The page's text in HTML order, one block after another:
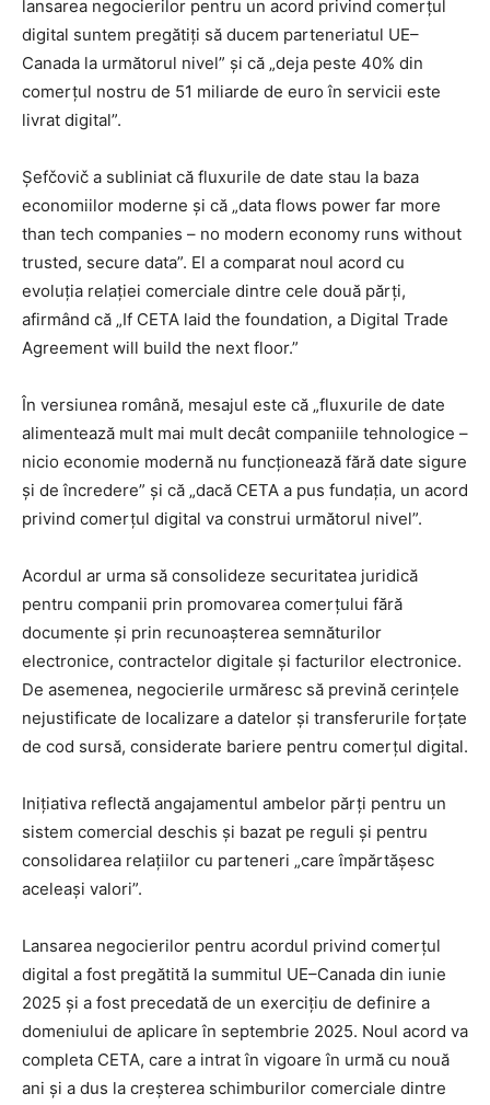
lansarea negocierilor pentru un acord privind comerțul
digital suntem pregătiți să ducem parteneriatul UE–
Canada la următorul nivel” și că „deja peste 40% din
comerțul nostru de 51 miliarde de euro în servicii este
livrat digital”.
Șefčovič a subliniat că fluxurile de date stau la baza
economiilor moderne și că „data flows power far more
than tech companies – no modern economy runs without
trusted, secure data”. El a comparat noul acord cu
evoluția relației comerciale dintre cele două părți,
afirmând că „If CETA laid the foundation, a Digital Trade
Agreement will build the next floor.”
În versiunea română, mesajul este că „fluxurile de date
alimentează mult mai mult decât companiile tehnologice –
nicio economie modernă nu funcționează fără date sigure
și de încredere” și că „dacă CETA a pus fundația, un acord
privind comerțul digital va construi următorul nivel”.
Acordul ar urma să consolideze securitatea juridică
pentru companii prin promovarea comerțului fără
documente și prin recunoașterea semnăturilor
electronice, contractelor digitale și facturilor electronice.
De asemenea, negocierile urmăresc să prevină cerințele
nejustificate de localizare a datelor și transferurile forțate
de cod sursă, considerate bariere pentru comerțul digital.
Inițiativa reflectă angajamentul ambelor părți pentru un
sistem comercial deschis și bazat pe reguli și pentru
consolidarea relațiilor cu parteneri „care împărtășesc
aceleași valori”.
Lansarea negocierilor pentru acordul privind comerțul
digital a fost pregătită la summitul UE–Canada din iunie
2025 și a fost precedată de un exercițiu de definire a
domeniului de aplicare în septembrie 2025. Noul acord va
completa CETA, care a intrat în vigoare în urmă cu nouă
ani și a dus la creșterea schimburilor comerciale dintre